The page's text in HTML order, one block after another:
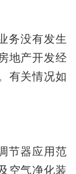
务没有发生
地产开发经
有关情况如
节器应用范
空气净化装